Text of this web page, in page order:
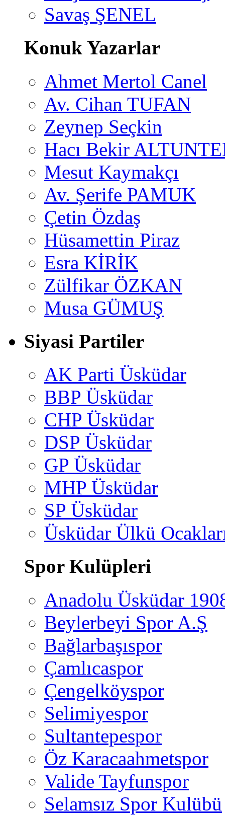
Savaş ŞENEL
Konuk Yazarlar
Ahmet Mertol Canel
Av. Cihan TUFAN
Zeynep Seçkin
Hacı Bekir
Mesut Kaymakçı
Av. Şerife PAMUK
Çetin Özdaş
Hüsamettin Piraz
Esra KİRİK
Zülfikar ÖZKAN
Musa GÜMUŞ
Siyasi Partiler
AK Parti Üsküdar
BBP Üsküdar
CHP Üsküdar
DSP Üsküdar
GP Üsküdar
MHP Üsküdar
SP Üsküdar
Üsküdar Ülkü
Spor Kulüpleri
Anadolu Üsküdar
Beylerbeyi Spor A.Ş
Bağlarbaşıspor
Çamlıcaspor
Çengelköyspor
Selimiyespor
Sultantepespor
Öz Karacaahmetspor
Valide Tayfunspor
Selamsız Spor Kulübü